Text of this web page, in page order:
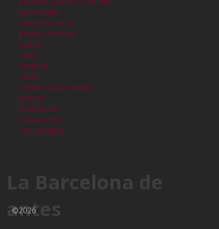
personajes
plazas de toros
prensa, revistas
puerto
radio
ramblas
raval
residencias privadas
teatros
tradiciones
transportes
vias publicas
La Barcelona de
antes
©2026